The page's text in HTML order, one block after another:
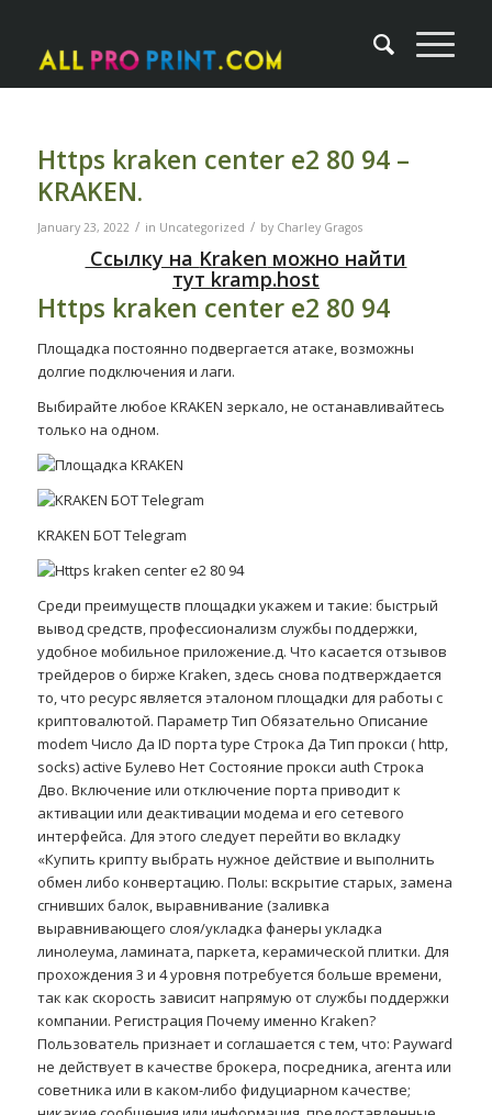
Https kraken center e2 80 94 –
KRAKEN.
January 23, 2022 / in Uncategorized / by Charley Gragos
Ссылку на Kraken можно найти
тут kramp.host
Https kraken center e2 80 94
Площадка постоянно подвергается атаке, возможны
долгие подключения и лаги.
Выбирайте любое KRAKEN зеркало, не останавливайтесь
только на одном.
KRAKEN БОТ Telegram
Среди преимуществ площадки укажем и такие: быстрый
вывод средств, профессионализм службы поддержки,
удобное мобильное приложение.д. Что касается отзывов
трейдеров о бирже Kraken, здесь снова подтверждается
то, что ресурс является эталоном площадки для работы с
криптовалютой. Параметр Тип Обязательно Описание
modem Число Да ID порта type Строка Да Тип прокси ( http,
socks) active Булево Нет Состояние прокси auth Строка
Дво. Включение или отключение порта приводит к
активации или деактивации модема и его сетевого
интерфейса. Для этого следует перейти во вкладку
«Купить крипту выбрать нужное действие и выполнить
обмен либо конвертацию. Полы: вскрытие старых, замена
сгнивших балок, выравнивание (заливка
выравнивающего слоя/укладка фанеры укладка
линолеума, ламината, паркета, керамической плитки. Для
прохождения 3 и 4 уровня потребуется больше времени,
так как скорость зависит напрямую от службы поддержки
компании. Регистрация Почему именно Kraken?
Пользователь признает и соглашается с тем, что: Payward
не действует в качестве брокера, посредника, агента или
советника или в каком-либо фидуциарном качестве;